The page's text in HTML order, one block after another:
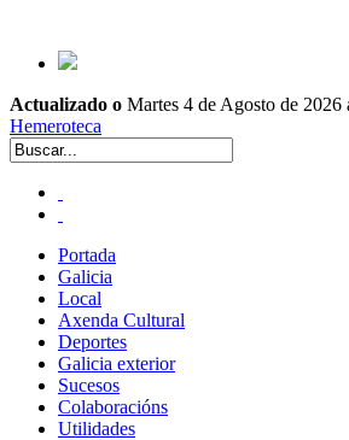
Actualizado o Martes 4 de Agosto de 2026
Hemeroteca
Portada
Galicia
Local
Axenda Cultural
Deportes
Galicia exterior
Sucesos
Colaboracións
Utilidades